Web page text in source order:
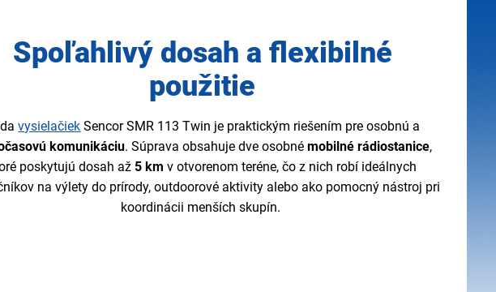
Spoľahlivý dosah a flexibilné
použitie
vysielačiek Sencor SMR 113 Twin je praktickým riešením pre osobnú a
komunikáciu. Súprava obsahuje dve osobnémobilné rádiostanice,
poskytujú dosah až 5 km v otvorenom teréne, čo z nich robí ideálnych
na výlety do prírody, outdoorové aktivity alebo ako pomocný nástroj pri
koordinácii menších skupín.